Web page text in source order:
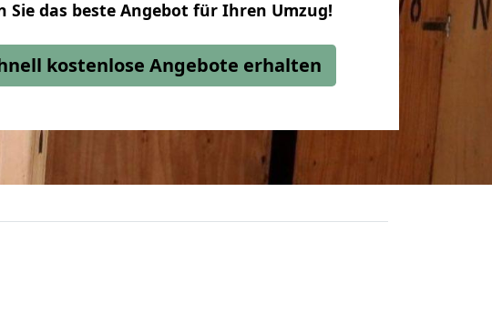
Sie das beste Angebot für Ihren Umzug!
kostenlose Angebote erhalten